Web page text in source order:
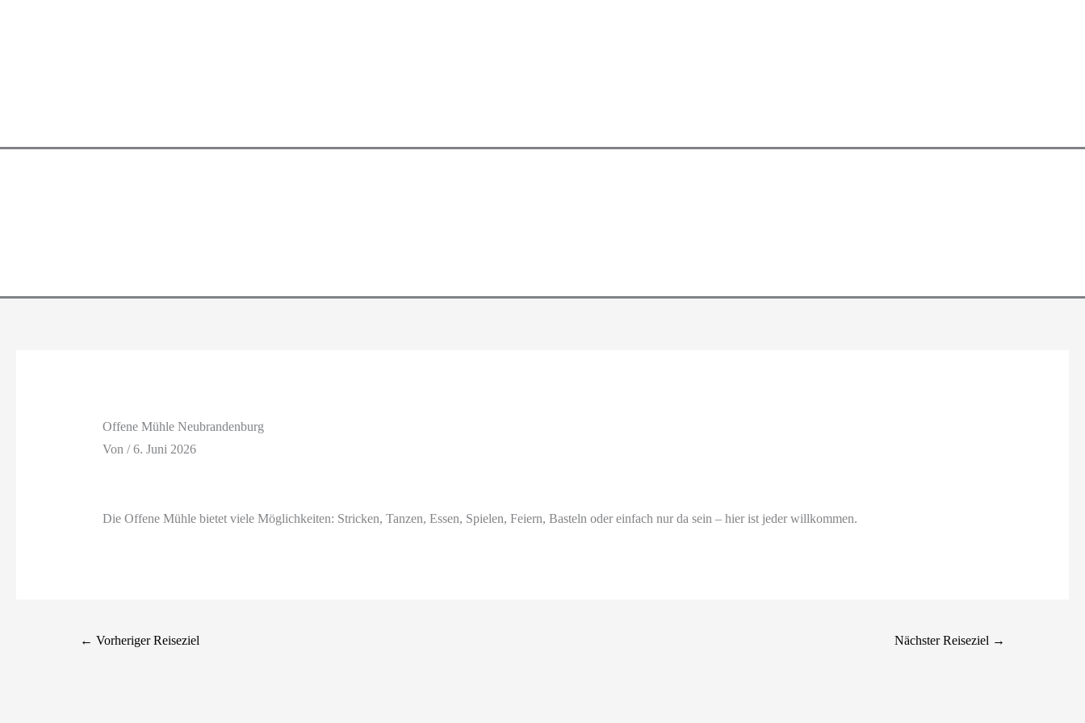
Offene Mühle Neubrandenburg
Von /6. Juni 2026
Die Offene Mühle bietet viele Möglichkeiten: Stricken, Tanzen, Essen, Spielen, Feiern, Basteln oder einfach nur da sein – hier ist jeder willkommen.
← Vorheriger Reiseziel Nächster Reiseziel →